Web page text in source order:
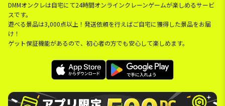
DMMオンクレは自宅にて24時間オンラインクレーンゲームが楽しめるサービ
スです。
遊べる景品は3,000点以上！発送依頼を行えばご自宅に獲得した景品をお届
け！
ゲット保証機能があるので、初心者の方でも安心して楽しめます。